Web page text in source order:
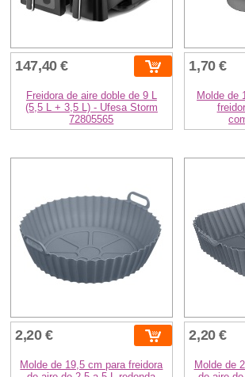
147,40 €
Freidora de aire doble de 9 L
(5,5 L + 3,5 L) - Ufesa Storm
72805565
1,70 €
Molde de
2,20 €
Molde de 19,5 cm para freidora
2,20 €
Molde de